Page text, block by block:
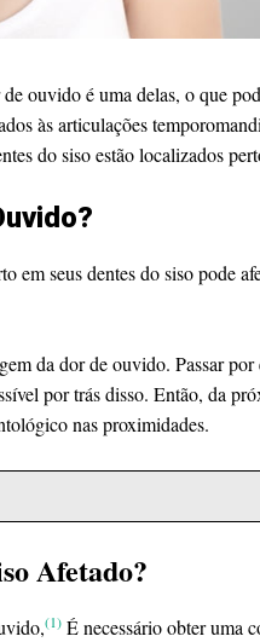
ouvido é uma delas, o que
às articulações
do siso estão localizados
em seus dentes do siso pode
da dor de ouvido. Passar
por trás disso. Então, da
nas proximidades.
Afetado?
(1) É necessário obter uma